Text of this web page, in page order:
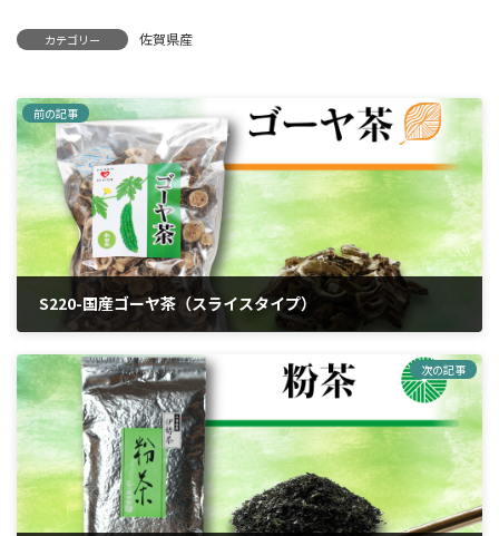
カテゴリー 佐賀県産
前の記事
S220-国産ゴーヤ茶（スライスタイプ）
次の記事